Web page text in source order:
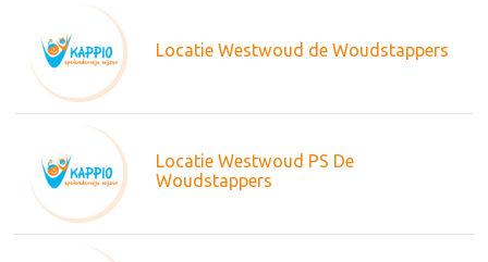
Locatie Westwoud de Woudstappers
Locatie Westwoud PS De
Woudstappers